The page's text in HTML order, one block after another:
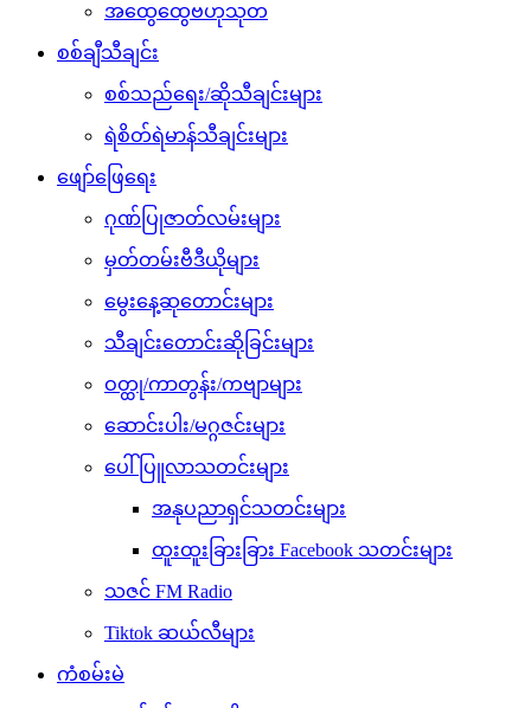
အထွေထွေဗဟုသုတ
စစ်ချီသီချင်း
စစ်သည်ရေး/ဆိုသီချင်းများ
ရဲစိတ်ရဲမာန်သီချင်းများ
ဖျော်ဖြေရေး
ဂုဏ်ပြုဇာတ်လမ်းများ
မှတ်တမ်းဗီဒီယိုများ
မွေးနေ့ဆုတောင်းများ
သီချင်းတောင်းဆိုခြင်းများ
ဝတ္ထု/ကာတွန်း/ကဗျာများ
ဆောင်းပါး/မဂ္ဂဇင်းများ
ပေါ်ပြူလာသတင်းများ
အနုပညာရှင်သတင်းများ
ထူးထူးခြားခြား Facebook သတင်းများ
သဇင် FM Radio
Tiktok ဆယ်လီများ
ကံစမ်းမဲ